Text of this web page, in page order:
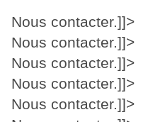
Nous contacter.]]>
Nous contacter.]]>
Nous contacter.]]>
Nous contacter.]]>
Nous contacter.]]>